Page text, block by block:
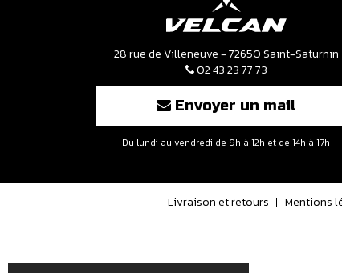
28 rue de Villeneuve - 72650 Saint-Saturnin
02 43 23 77 73
Envoyer un mail
Du lundi au vendredi de 9h à 12h et de 14h à 17h
Livraison et retours Mentions